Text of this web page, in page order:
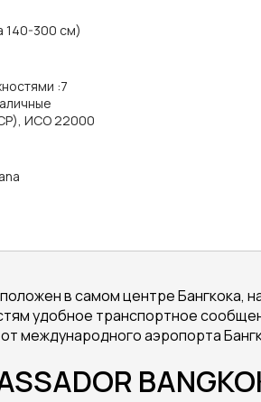
140-300 см)
:7
ИСО 22000
в самом центре Бангкока,
удобное транспортное
международного аэропорта